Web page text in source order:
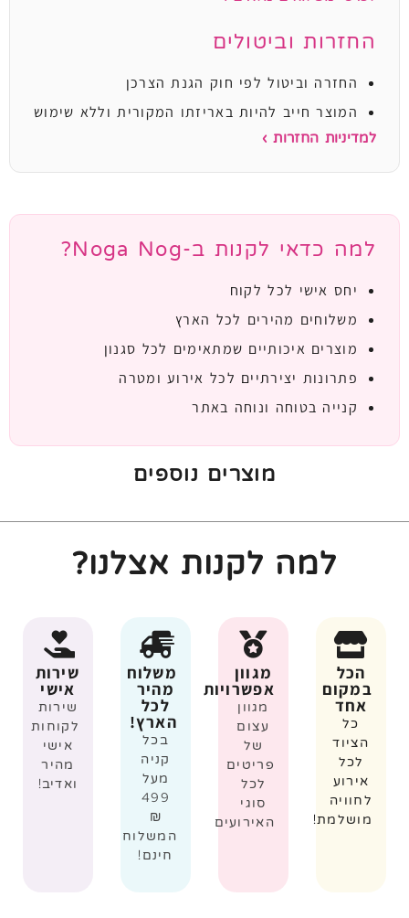
החזרות וביטולים
החזרה וביטול לפי חוק הגנת הצרכן
המוצר חייב להיות באריזתו המקורית וללא שימוש
למדיניות החזרות ›
למה כדאי לקנות ב-Noga Nog?
יחס אישי לכל לקוח
משלוחים מהירים לכל הארץ
מוצרים איכותיים שמתאימים לכל סגנון
פתרונות יצירתיים לכל אירוע ומטרה
קנייה בטוחה ונוחה באתר
מוצרים נוספים
למה לקנות אצלנו?
הכל
במקום
אחד
כל
הציוד
לכל
אירוע
לחוויה
מושלמת!
מגוון
אפשרויות
מגוון
עצום
של
פריטים
לכל
סוגי
האירועים
משלוח
מהיר
לכל
הארץ!
בכל
קניה
מעל
499
₪
המשלוח
חינם!
שירות
אישי
שירות
לקוחות
אישי
מהיר
ואדיב!